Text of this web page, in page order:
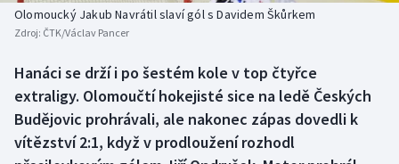
Biatlon
Box
Curling
Aplikace ČT sport
Olomoucký Jakub Navrátil slaví gól s Davidem Škůrkem
Zdroj: ČTK/Václav Pancer
Hanáci se drží i po šestém kole v top čtyřce
extraligy. Olomoučtí hokejisté sice na ledě Českých
Budějovic prohrávali, ale nakonec zápas dovedli k
vítězství 2:1, když v prodloužení rozhodl